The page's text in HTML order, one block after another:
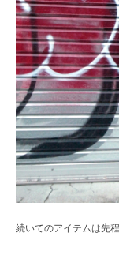
続いてのアイテムは先